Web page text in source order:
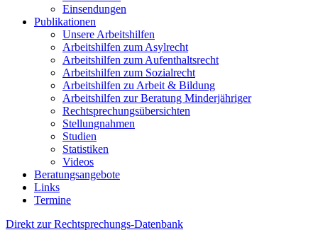
Einsendungen
Publikationen
Unsere Arbeitshilfen
Arbeitshilfen zum Asylrecht
Arbeitshilfen zum Aufenthaltsrecht
Arbeitshilfen zum Sozialrecht
Arbeitshilfen zu Arbeit & Bildung
Arbeitshilfen zur Beratung Minderjähriger
Rechtsprechungsübersichten
Stellungnahmen
Studien
Statistiken
Videos
Beratungsangebote
Links
Termine
Direkt zur Rechtsprechungs-Datenbank